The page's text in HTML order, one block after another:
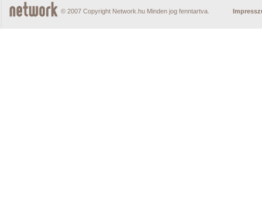
© 2007 Copyright Network.hu Minden jog fenntartva.